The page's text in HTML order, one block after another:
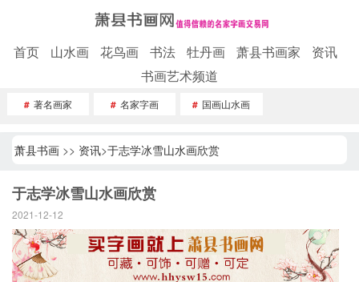
首页 山水画 花鸟画 书法 牡丹画 萧县书画家
资讯
书画艺术频道
# 著名画家 # 名家字画 # 国画山水画
萧县书画>> 资讯>于志学冰雪山水画欣赏
于志学冰雪山水画欣赏
2021-12-12